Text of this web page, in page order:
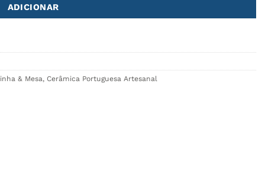
ADICIONAR
& Mesa, Cerâmica Portuguesa Artesanal